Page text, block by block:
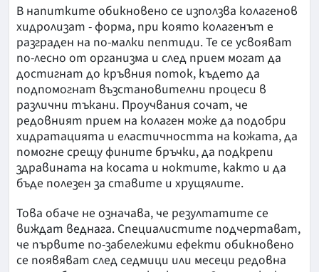
В напитките обикновено се използва колагенов
хидролизат - форма, при която колагенът е
разграден на по-малки пептиди. Те се усвояват
по-лесно от организма и след прием могат да
достигнат до кръвния поток, където да
подпомогнат възстановителни процеси в
различни тъкани. Проучвания сочат, че
редовният прием на колаген може да подобри
хидратацията и еластичността на кожата, да
помогне срещу фините бръчки, да подкрепи
здравината на косата и ноктите, както и да
бъде полезен за ставите и хрущялите.
Това обаче не означава, че резултатите се
виждат веднага. Специалистите подчертават,
че първите по-забележими ефекти обикновено
се появяват след седмици или месеци редовна